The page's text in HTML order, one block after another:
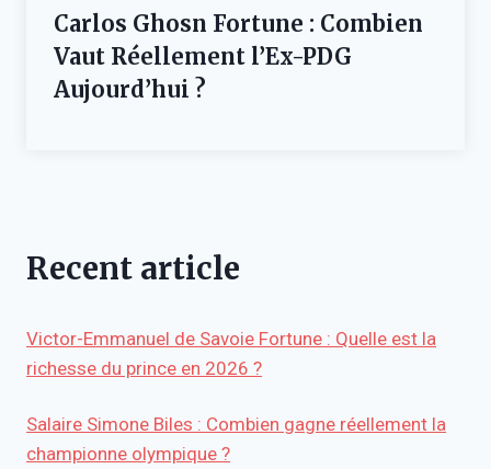
Carlos Ghosn Fortune : Combien
Vaut Réellement l’Ex-PDG
Aujourd’hui ?
Recent article
Victor-Emmanuel de Savoie Fortune : Quelle est la
richesse du prince en 2026 ?
Salaire Simone Biles : Combien gagne réellement la
championne olympique ?